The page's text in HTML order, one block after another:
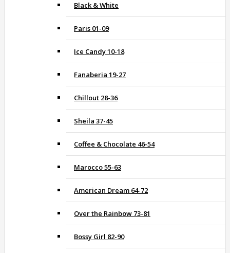
Black & White
Paris 01-09
Ice Candy 10-18
Fanaberia 19-27
Chillout 28-36
Sheila 37-45
Coffee & Chocolate 46-54
Marocco 55-63
American Dream 64-72
Over the Rainbow 73-81
Bossy Girl 82-90